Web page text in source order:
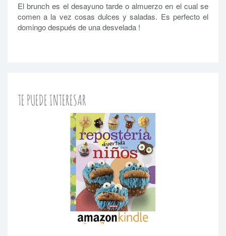
El brunch es el desayuno tarde o almuerzo en el cual se
comen a la vez cosas dulces y saladas. Es perfecto el
domingo después de una desvelada !
TE PUEDE INTERESAR